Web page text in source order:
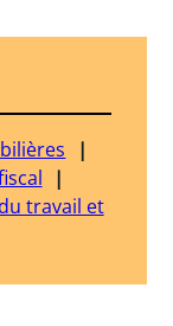
travail et